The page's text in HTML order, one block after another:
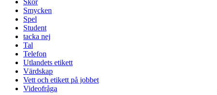
Skor
Smycken
Spel
Student
tacka nej
Tal
Telefon
Utlandets etikett
Värdskap
Vett och etikett på jobbet
Videofråga